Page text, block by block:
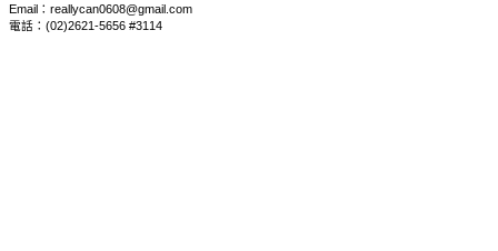
Email：reallycan0608@gmail.com
電話：(02)2621-5656 #3114